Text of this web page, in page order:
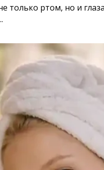
только ртом, но и